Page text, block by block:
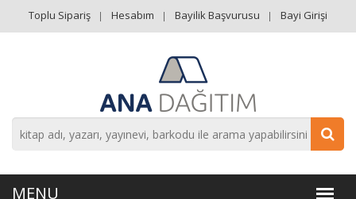
Toplu Sipariş Hesabım Bayilik Başvurusu Bayi Girişi